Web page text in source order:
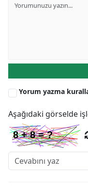
Yorum yazma
Aşağıdaki görselde